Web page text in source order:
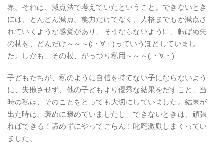
界。それは、減点法で考えていたということ。できないとき
には、どんどん減点。能力だけでなく、人格までもが減点さ
れていくような感覚があり、そうならないように、転ばぬ先
の杖を、どんだけ～～～(;・∀・)っていうほどしていまし
た。しかも、その杖、がっつり私用～～～(;・∀・)
子どもたちが、私のように自信を持てない子にならないよう
に、失敗させず、他の子どもより優秀な結果をだすこと、当
時の私は、そのことをとっても大切にしていました。結果が
出た時は、褒めに褒めていましたし、できないときは、頑張
ればできる！諦めずにやってごらん！叱咤激励しまくってい
ました。